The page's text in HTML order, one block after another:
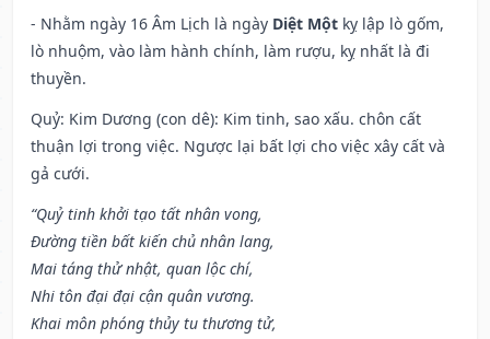
- Nhằm ngày 16 Âm Lịch là ngày Diệt Một kỵ lập lò gốm,
lò nhuộm, vào làm hành chính, làm rượu, kỵ nhất là đi
thuyền.
Quỷ: Kim Dương (con dê): Kim tinh, sao xấu. chôn cất
thuận lợi trong việc. Ngược lại bất lợi cho việc xây cất và
gả cưới.
“Quỷ tinh khởi tạo tất nhân vong,
Đường tiền bất kiến chủ nhân lang,
Mai táng thử nhật, quan lộc chí,
Nhi tôn đại đại cận quân vương.
Khai môn phóng thủy tu thương tử,